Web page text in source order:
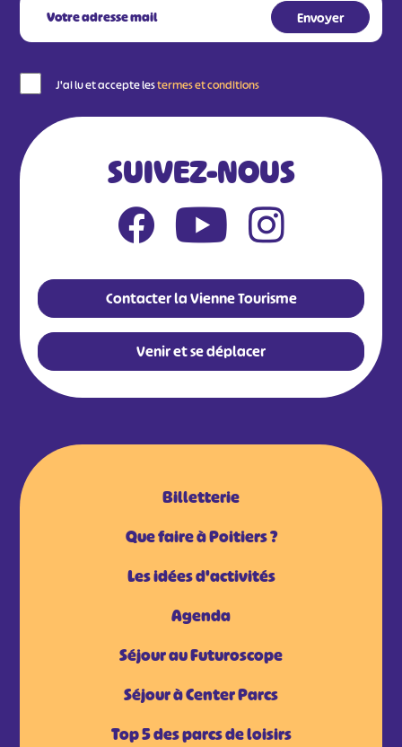
J'ai lu et accepte lestermes et conditions
SUIVEZ-NOUS
Contacter la Vienne Tourisme
Venir et se déplacer
Billetterie
Que faire à Poitiers ?
Les idées d'activités
Agenda
Séjour au Futuroscope
Séjour à Center Parcs
Top 5 des parcs de loisirs